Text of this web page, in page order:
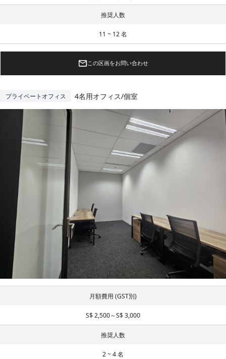
推奨人数
11 ~ 12 名
この区画をお問い合わせ
プライベートオフィス 4名用オフィス/個室
月額費用 (GST別)
S$ 2,500～S$ 3,000
推奨人数
2 ~ 4 名